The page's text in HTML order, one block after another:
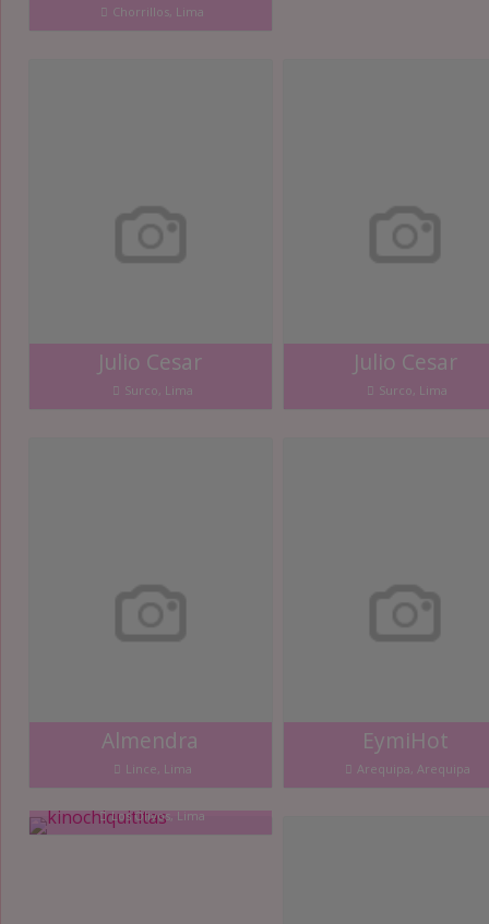
Chorrillos, Lima
Julio Cesar
Surco, Lima
Julio Cesar
Surco, Lima
Almendra
Lince, Lima
EymiHot
Arequipa, Arequipa
kinochiquititas
Los Olivos, Lima